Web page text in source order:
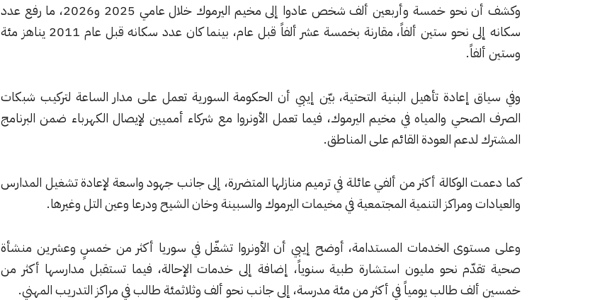
وكشف أن نحو خمسة وأربعين ألف شخص عادوا إلى مخيم اليرموك خلال عامي 2025 و2026، ما رفع عدد
سكانه إلى نحو ستين ألفاً، مقارنة بخمسة عشر ألفاً قبل عام، بينما كان عدد سكانه قبل عام 2011 يناهز مئة
وستين ألفاً.
وفي سياق إعادة تأهيل البنية التحتية، بيّن إيبي أن الحكومة السورية تعمل على مدار الساعة لتركيب شبكات
الصرف الصحي والمياه في مخيم اليرموك، فيما تعمل الأونروا مع شركاء أمميين لإيصال الكهرباء ضمن البرنامج
المشترك لدعم العودة القائم على المناطق.
كما دعمت الوكالة أكثر من ألفي عائلة في ترميم منازلها المتضررة، إلى جانب جهود واسعة لإعادة تشغيل المدارس
والعيادات ومراكز التنمية المجتمعية في مخيمات اليرموك والسبينة وخان الشيح ودرعا وعين التل وغيرها.
وعلى مستوى الخدمات المستدامة، أوضح إيبي أن الأونروا تشغّل في سوريا أكثر من خمسٍ وعشرين منشأة
صحية تقدّم نحو مليون استشارة طبية سنوياً، إضافة إلى خدمات الإحالة، فيما تستقبل مدارسها أكثر من
خمسين ألف طالب يومياً في أكثر من مئة مدرسة، إلى جانب نحو ألف وثلاثمئة طالب في مراكز التدريب المهني.